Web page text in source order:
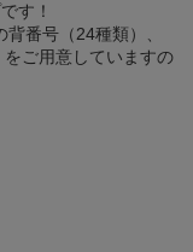
す！
番号（24種類）、
ご用意していますの